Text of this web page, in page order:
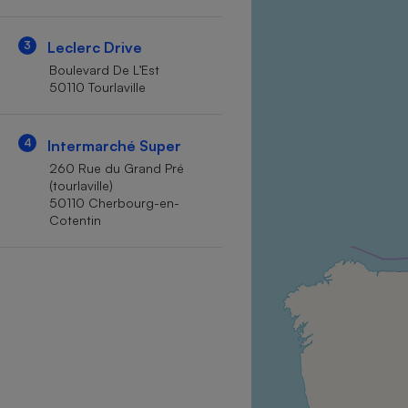
3 Leclerc Drive
Boulevard De L’Est
50110 Tourlaville
4 Intermarché Super
260 Rue du Grand Pré
(tourlaville)
50110 Cherbourg-en-
Cotentin
Lave-linge
Téléviseur
Antimoustique